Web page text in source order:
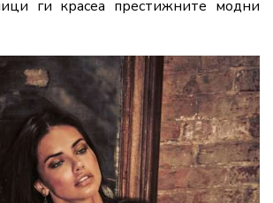
ги красеа престижните модни